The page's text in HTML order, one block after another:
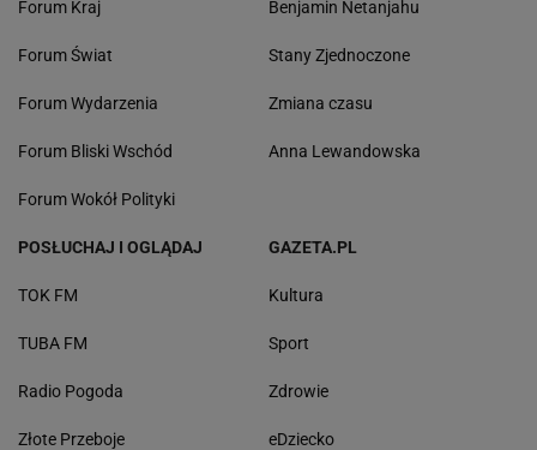
Forum Kraj
Forum Świat
Forum Wydarzenia
Forum Bliski Wschód
Forum Wokół Polityki
Benjamin Netanjahu
Stany Zjednoczone
Zmiana czasu
Anna Lewandowska
POSŁUCHAJ I OGLĄDAJ
TOK FM
TUBA FM
Radio Pogoda
Złote Przeboje
GAZETA.PL
Kultura
Sport
Zdrowie
eDziecko